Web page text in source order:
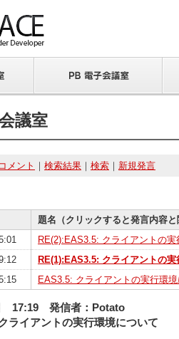
議室
メント ｜ 検索結果 ｜ 検索 ｜ 新規発言
題名（クリックすると発言内容
RE(2):EAS3.5: クライアントの実
RE(1):EAS3.5: クライアントの実
EAS3.5: クライアントの実行環
17:19 発信者：Potato
ライアントの実行環境について